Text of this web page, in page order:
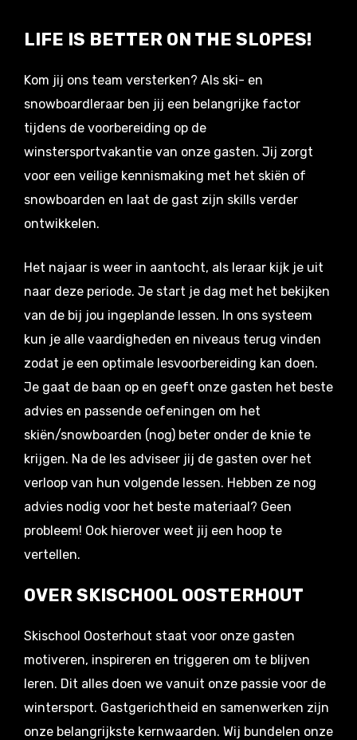
LIFE IS BETTER ON THE SLOPES!
Kom jij ons team versterken? Als ski- en
snowboardleraar ben jij een belangrijke factor
tijdens de voorbereiding op de
winstersportvakantie van onze gasten. Jij zorgt
voor een veilige kennismaking met het skiën of
snowboarden en laat de gast zijn skills verder
ontwikkelen.
Het najaar is weer in aantocht, als leraar kijk je uit
naar deze periode. Je start je dag met het bekijken
van de bij jou ingeplande lessen. In ons systeem
kun je alle vaardigheden en niveaus terug vinden
zodat je een optimale lesvoorbereiding kan doen.
Je gaat de baan op en geeft onze gasten het beste
advies en passende oefeningen om het
skiën/snowboarden (nog) beter onder de knie te
krijgen. Na de les adviseer jij de gasten over het
verloop van hun volgende lessen. Hebben ze nog
advies nodig voor het beste materiaal? Geen
probleem! Ook hierover weet jij een hoop te
vertellen.
OVER SKISCHOOL OOSTERHOUT
Skischool Oosterhout staat voor onze gasten
motiveren, inspireren en triggeren om te blijven
leren. Dit alles doen we vanuit onze passie voor de
wintersport. Gastgerichtheid en samenwerken zijn
onze belangrijkste kernwaarden. Wij bundelen onze